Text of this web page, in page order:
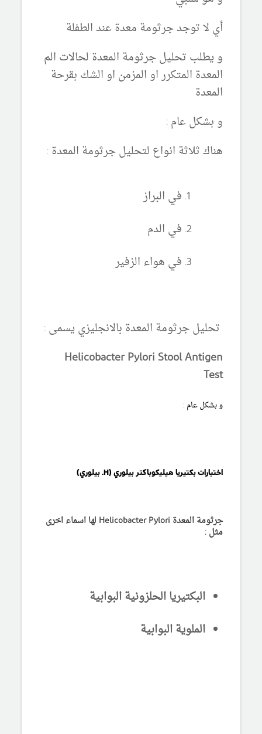
أي لا توجد جرثومة معدة عند الطفلة
و يطلب تحليل جرثومة المعدة لحالات الم
المعدة المتكرر او المزمن او الشك بقرحة
المعدة
و بشكل عام :
هناك ثلاثة انواع لتحليل جرثومة المعدة :
في البراز
في الدم
في هواء الزفير
تحليل جرثومة المعدة بالانجليزي يسمى :
Helicobacter Pylori Stool Antigen
Test
و بشكل عام :
اختبارات بكتيريا هيليكوباكتر بيلوري (H. بيلوري)
جرثومة المعدة Helicobacter Pylori لها اسماء اخرى
مثل :
البكتيريا الحلزونية البوابية
الملوية البوابية